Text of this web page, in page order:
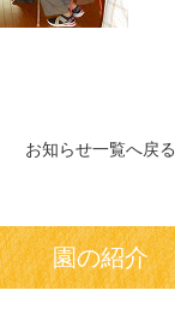
お知らせ一覧へ戻る
園の紹介